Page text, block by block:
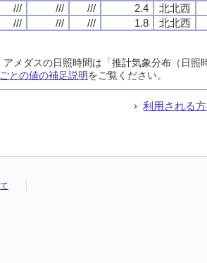
/// /// /// 2.4
北北西
/// /// /// 1.8 北北西
メダスの日照時間は「推計気象分布（日
との値の補足説明をご覧ください。
利用される